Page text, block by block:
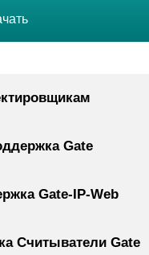
Gate
Gate-IP-Web
Считыватели Gate